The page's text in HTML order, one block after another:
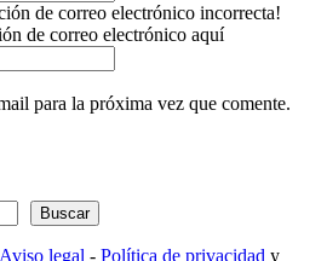
de correo electrónico incorrecta!
de correo electrónico aquí
para la próxima vez que comente.
Buscar
Aviso legal - Política de privacidad y